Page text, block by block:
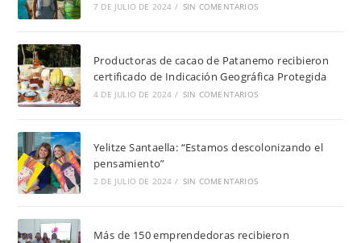
7 DE JULIO DE 2024 / SIN COMENTARIOS
Productoras de cacao de Patanemo recibieron
certificado de Indicación Geográfica Protegida
4 DE JULIO DE 2024 / SIN COMENTARIOS
Yelitze Santaella: “Estamos descolonizando el
pensamiento”
2 DE JULIO DE 2024 / SIN COMENTARIOS
Más de 150 emprendedoras recibieron